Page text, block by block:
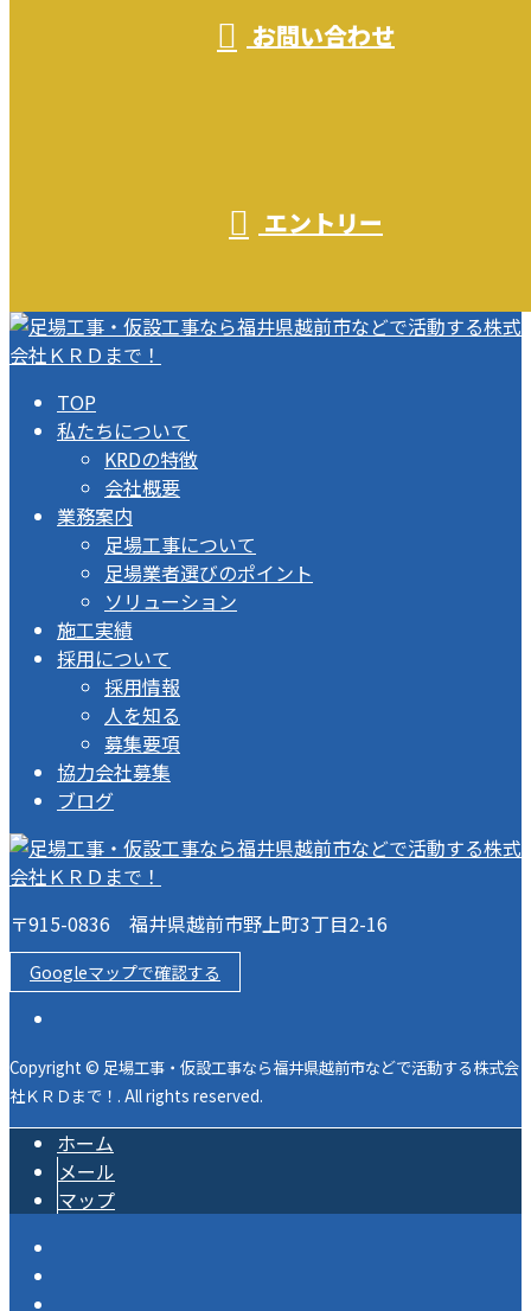
お問い合わせ
エントリー
TOP
私たちについて
KRDの特徴
会社概要
業務案内
足場工事について
足場業者選びのポイント
ソリューション
施工実績
採用について
採用情報
人を知る
募集要項
協力会社募集
ブログ
〒915-0836 福井県越前市野上町3丁目2-16
Googleマップで確認する
Copyright © 足場工事・仮設工事なら福井県越前市などで活動する株式会
社ＫＲＤまで！. All rights reserved.
ホーム
メール
マップ